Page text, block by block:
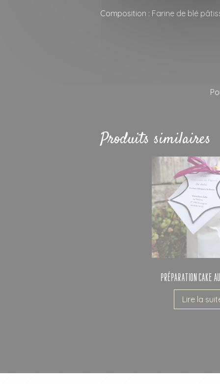
Composition : Farine de blé
Produits similaires
Préparation Cake
Lire la